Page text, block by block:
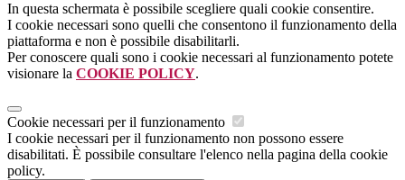
In questa schermata è possibile scegliere quali cookie consentire.
I cookie necessari sono quelli che consentono il funzionamento della
piattaforma e non è possibile disabilitarli.
Per conoscere quali sono i cookie necessari al funzionamento potete
visionare la COOKIE POLICY.
Cookie necessari per il funzionamento
I cookie necessari per il funzionamento non possono essere
disabilitati. È possibile consultare l'elenco nella pagina della cookie
policy.